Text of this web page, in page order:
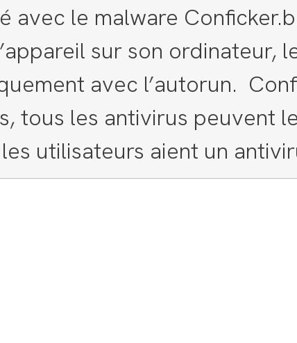
avec le malware
sur son ordinateur,
avec l’autorun.
tous les antivirus peuvent
utilisateurs aient un